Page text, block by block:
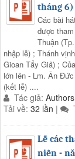
tháng 6)
Các bài
được
Thuận
nhập lễ) ; Thánh
Gioan Tẩy Giả) ;
lớn lên - Lm. Ân
(kết lễ) ....
Tác giả: Authors
Tải về: 32 lần |
Lễ các
niên -